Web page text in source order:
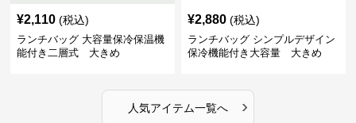
¥2,110 (税込)
ランチバッグ 大容量保冷保温機
能付き二層式 大きめ
¥2,880 (税込)
ランチバッグ シンプルデザイン
保冷機能付き大容量 大きめ
人気アイテム一覧へ ›